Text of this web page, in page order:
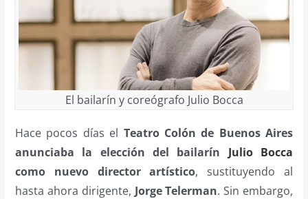
El bailarín y coreógrafo Julio Bocca
Hace pocos días el Teatro Colón de Buenos Aires
anunciaba la elección del bailarín Julio Bocca
como nuevo director artístico, sustituyendo al
hasta ahora dirigente, Jorge Telerman. Sin embargo,